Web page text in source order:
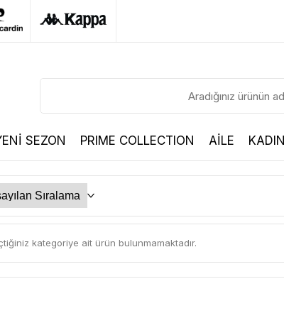
SEZON PRIME COLLECTION AİLE KADIN
kategoriye ait ürün bulunmamaktadır.